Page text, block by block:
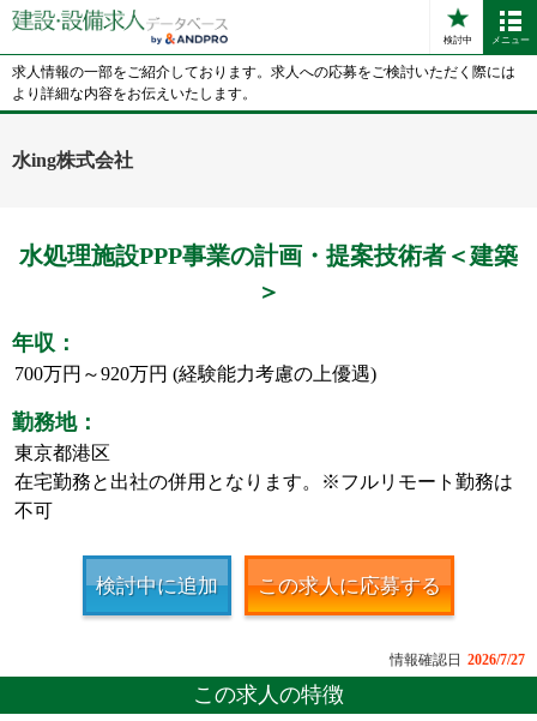
検討中 メニュー
求人情報の一部をご紹介しております。求人への応募をご検討いただく際には
より詳細な内容をお伝えいたします。
水ing株式会社
水処理施設PPP事業の計画・提案技術者＜建築
＞
年収：
700万円～920万円 (経験能力考慮の上優遇)
勤務地：
東京都港区
在宅勤務と出社の併用となります。※フルリモート勤務は
不可
検討中に追加 この求人に応募する
情報確認日 2026/7/27
この求人の特徴